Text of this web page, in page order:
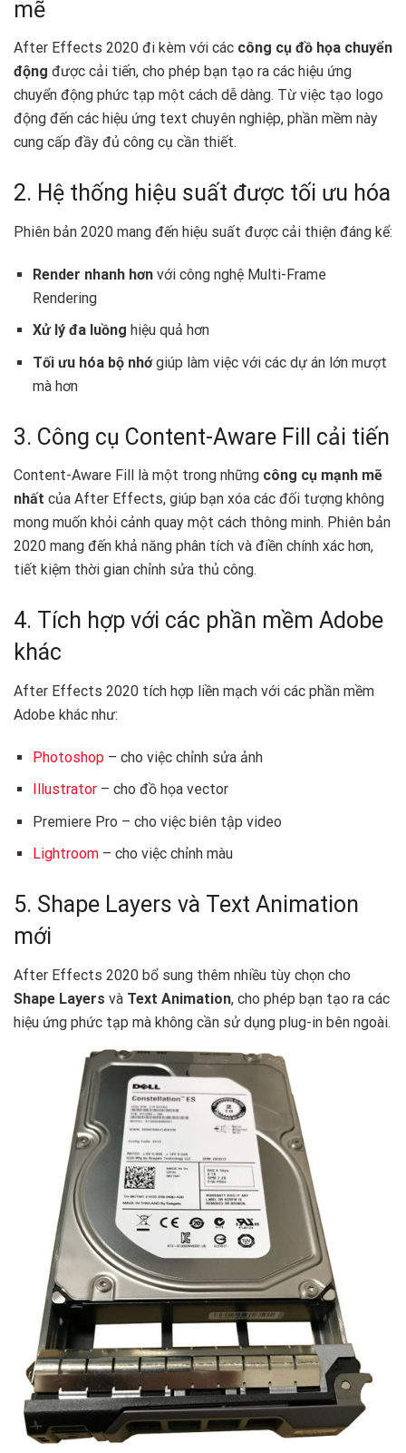
mẽ
After Effects 2020 đi kèm với các công cụ đồ họa chuyển
động được cải tiến, cho phép bạn tạo ra các hiệu ứng
chuyển động phức tạp một cách dễ dàng. Từ việc tạo logo
động đến các hiệu ứng text chuyên nghiệp, phần mềm này
cung cấp đầy đủ công cụ cần thiết.
2. Hệ thống hiệu suất được tối ưu hóa
Phiên bản 2020 mang đến hiệu suất được cải thiện đáng kể:
Render nhanh hơnvới công nghệ Multi-Frame
Rendering
Xử lý đa luồng hiệu quả hơn
Tối ưu hóa bộ nhớgiúp làm việc với các dự án lớn mượt
mà hơn
3. Công cụ Content-Aware Fill cải tiến
Content-Aware Fill là một trong những công cụ mạnh mẽ
nhất của After Effects, giúp bạn xóa các đối tượng không
mong muốn khỏi cảnh quay một cách thông minh. Phiên bản
2020 mang đến khả năng phân tích và điền chính xác hơn,
tiết kiệm thời gian chỉnh sửa thủ công.
4. Tích hợp với các phần mềm Adobe
khác
After Effects 2020 tích hợp liền mạch với các phần mềm
Adobe khác như:
Photoshop– cho việc chỉnh sửa ảnh
Illustrator– cho đồ họa vector
Premiere Pro – cho việc biên tập video
Lightroom– cho việc chỉnh màu
5. Shape Layers và Text Animation
mới
After Effects 2020 bổ sung thêm nhiều tùy chọn cho
Shape Layers và Text Animation, cho phép bạn tạo ra các
hiệu ứng phức tạp mà không cần sử dụng plug-in bên ngoài.